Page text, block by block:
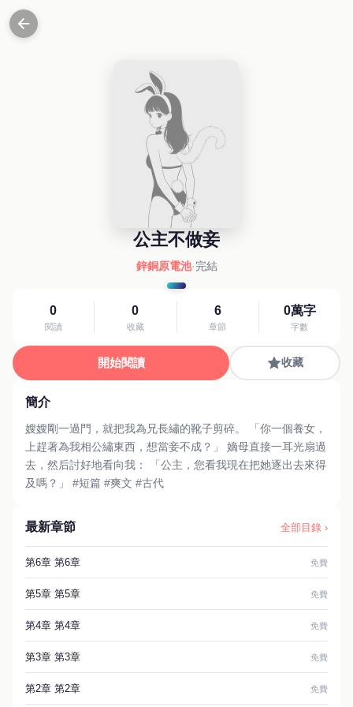
公主不做妾
鋅銅原電池·完結
0
閱讀
0
收藏
6
章節
0萬字
字數
開始閱讀 收藏
簡介
嫂嫂剛一過門，就把我為兄長繡的靴子剪碎。 「你一個養女，
上趕著為我相公繡東西，想當妾不成？」 嫡母直接一耳光扇過
去，然后討好地看向我： 「公主，您看我現在把她逐出去來得
及嗎？」 #短篇 #爽文 #古代
最新章節 全部目錄 ›
第6章 第6章 免費
第5章 第5章 免費
第4章 第4章 免費
第3章 第3章 免費
第2章 第2章 免費